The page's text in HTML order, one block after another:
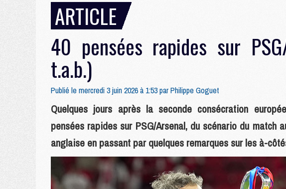
ARTICLE
40 pensées rapides sur
t.a.b.)
Publié le mercredi 3 juin 2026 à 1:53 parPhilippe Goguet
Quelques jours après la seconde consécration
pensées rapides sur PSG/Arsenal, du scénario du match
anglaise en passant par quelques remarques sur les à-